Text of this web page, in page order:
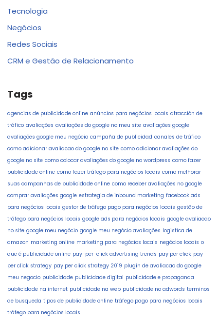
Tecnologia
Negócios
Redes Sociais
CRM e Gestão de Relacionamento
Tags
agencias de publicidade online anúncios para negócios locais atracción de
tráfico avaliações avaliações do google no meu site avaliações google
avaliações google meu negócio campaña de publicidad canales de tráfico
como adicionar avaliacao do google no site como adicionar avaliações do
google no site como colocar avaliações do google no wordpress como fazer
publicidade online como fazer tráfego para negócios locais como melhorar
suas campanhas de publicidade online como receber avaliações no google
comprar avaliações google estrategia de inbound marketing facebook ads
para negócios locais gestor de tráfego pago para negócios locais gestão de
tráfego para negócios locais google ads para negócios locais google avaliacao
no site google meu negócio google meu negócio avaliações logistica de
amazon marketing online marketing para negócios locais negócios locais o
que é publicidade online pay-per-click advertising trends pay per click pay
per click strategy pay per click strategy 2019 plugin de avaliacao do google
meu negocio publicidade publicidade digital publicidade e propaganda
publicidade na internet publicidade na web publicidade no adwords terminos
de busqueda tipos de publicidade online tráfego pago para negócios locais
tráfego para negócios locais